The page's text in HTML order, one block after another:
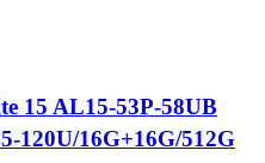
15 AL15-53P-58UB
120U/16G+16G/512G